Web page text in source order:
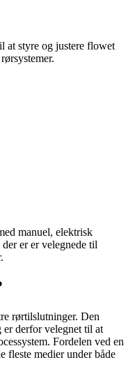
at styre og justere flowet
manuel, elektrisk
er er velegnede til
rørtilslutninger. Den
er derfor velegnet til at
Fordelen ved en
fleste medier under både